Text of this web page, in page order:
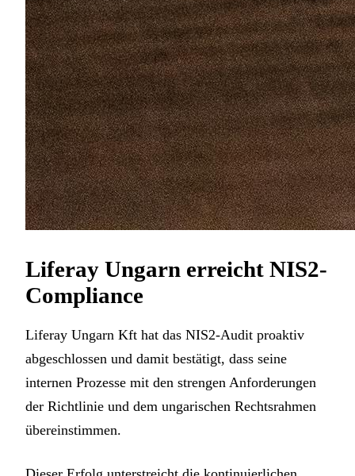
Liferay Ungarn erreicht NIS2-
Compliance
Liferay Ungarn Kft hat das NIS2-Audit proaktiv
abgeschlossen und damit bestätigt, dass seine
internen Prozesse mit den strengen Anforderungen
der Richtlinie und dem ungarischen Rechtsrahmen
übereinstimmen.